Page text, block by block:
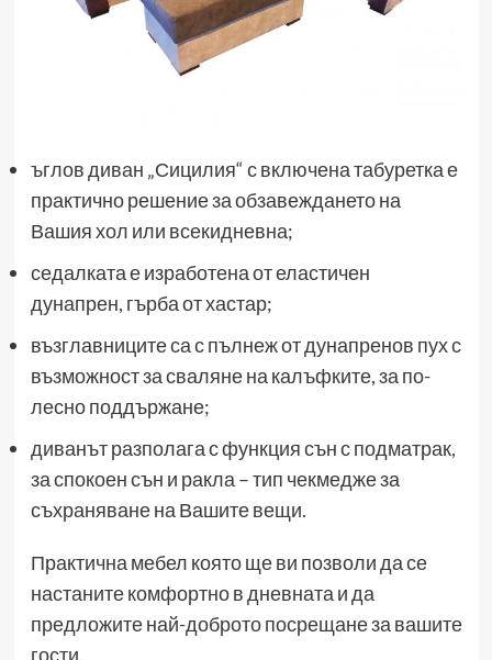
ъглов диван „Сицилия“ с включена табуретка е
практично решение за обзавеждането на
Вашия хол или всекидневна;
седалката е изработена от еластичен
дунапрен, гърба от хастар;
възглавниците са с пълнеж от дунапренов пух с
възможност за сваляне на калъфките, за по-
лесно поддържане;
диванът разполага с функция сън с подматрак,
за спокоен сън и ракла – тип чекмедже за
съхраняване на Вашите вещи.
Практична мебел която ще ви позволи да се
настаните комфортно в дневната и да
предложите най-доброто посрещане за вашите
гости.